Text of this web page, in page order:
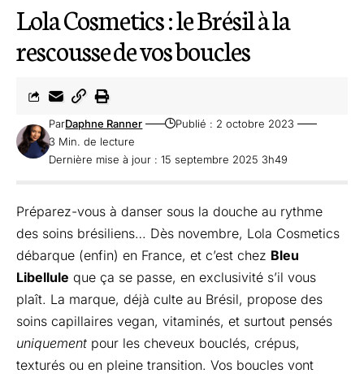
Lola Cosmetics : le Brésil à la
rescousse de vos boucles
Dernière mise à jour : 15 septembre 2025 3h49
ParDaphne Ranner
Publié : 2 octobre 2023
3 Min. de lecture
Préparez-vous à danser sous la douche au rythme
des soins brésiliens… Dès novembre, Lola Cosmetics
débarque (enfin) en France, et c’est chez Bleu
Libellule que ça se passe, en exclusivité s’il vous
plaît. La marque, déjà culte au Brésil, propose des
soins capillaires vegan, vitaminés, et surtout pensés
uniquement pour les cheveux bouclés, crépus,
texturés ou en pleine transition. Vos boucles vont